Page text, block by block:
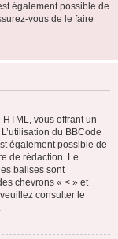
également possible de
vous de le faire
vous offrant un
du BBCode
également possible de
de rédaction. Le
balises sont
chevrons « < » et
consulter le